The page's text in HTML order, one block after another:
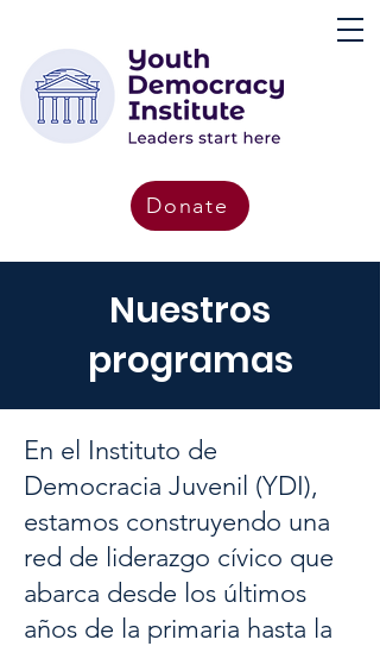
Donate
Nuestros
programas
En el Instituto de
Democracia Juvenil (YDI),
estamos construyendo una
red de liderazgo cívico que
abarca desde los últimos
años de la primaria hasta la